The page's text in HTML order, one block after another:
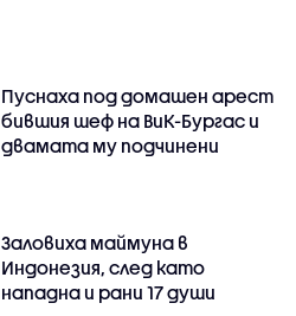
Пуснаха под домашен арест
бившия шеф на ВиК-Бургас и
двамата му подчинени
Заловиха маймуна в
Индонезия, след като
нападна и рани 17 души